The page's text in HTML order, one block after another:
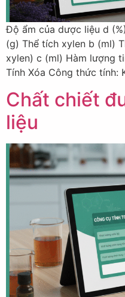
Độ ẩm của dược liệu d
(g) Thể tích xylen b (ml)
xylen) c (ml) Hàm lượng
Tính Xóa Công thức tính:
Chất chiết
liệu